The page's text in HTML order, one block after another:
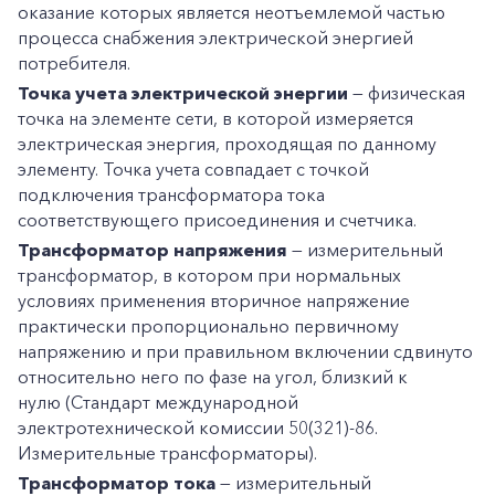
оказание которых является неотъемлемой частью
процесса снабжения электрической энергией
потребителя.
Точка учета электрической энергии — физическая
точка на элементе сети, в которой измеряется
электрическая энергия, проходящая по данному
элементу. Точка учета совпадает с точкой
подключения трансформатора тока
соответствующего присоединения и счетчика.
Трансформатор напряжения — измерительный
трансформатор, в котором при нормальных
условиях применения вторичное напряжение
практически пропорционально первичному
напряжению и при правильном включении сдвинуто
относительно него по фазе на угол, близкий к
нулю (Стандарт международной
электротехнической комиссии 50(321)-86.
Измерительные трансформаторы).
Трансформатор тока — измерительный